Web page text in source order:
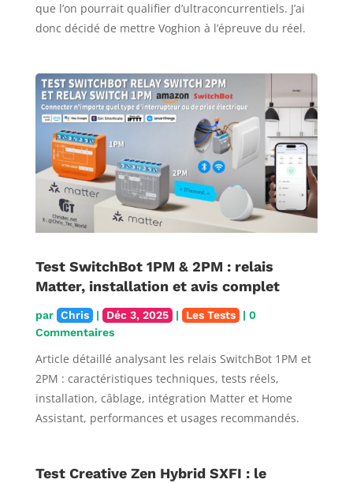
que l’on pourrait qualifier d’ultraconcurrentiels. J’ai
donc décidé de mettre Voghion à l’épreuve du réel.
Test SwitchBot 1PM & 2PM : relais
Matter, installation et avis complet
par Chris | Déc 3, 2025 | Les Tests | 0
Commentaires
Article détaillé analysant les relais SwitchBot 1PM et
2PM : caractéristiques techniques, tests réels,
installation, câblage, intégration Matter et Home
Assistant, performances et usages recommandés.
Test Creative Zen Hybrid SXFI : le